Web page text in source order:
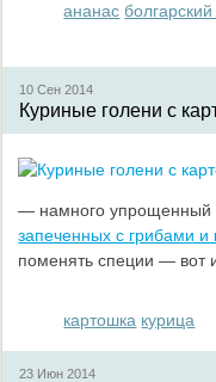
ананас
10 Сен2014
Куриные голени с
— намного упрощенный
запеченных с грибами и
поменять специи — вот
картошка курица
23 Июн2014